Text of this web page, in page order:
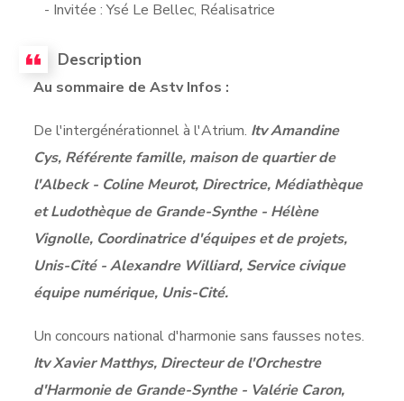
- Invitée : Ysé Le Bellec, Réalisatrice
Description
Au sommaire de Astv Infos :
De l'intergénérationnel à l'Atrium. Itv Amandine
Cys, Référente famille, maison de quartier de
l'Albeck - Coline Meurot, Directrice, Médiathèque
et Ludothèque de Grande-Synthe - Hélène
Vignolle, Coordinatrice d'équipes et de projets,
Unis-Cité - Alexandre Williard, Service civique
équipe numérique, Unis-Cité.
Un concours national d'harmonie sans fausses notes.
Itv Xavier Matthys, Directeur de l'Orchestre
d'Harmonie de Grande-Synthe - Valérie Caron,